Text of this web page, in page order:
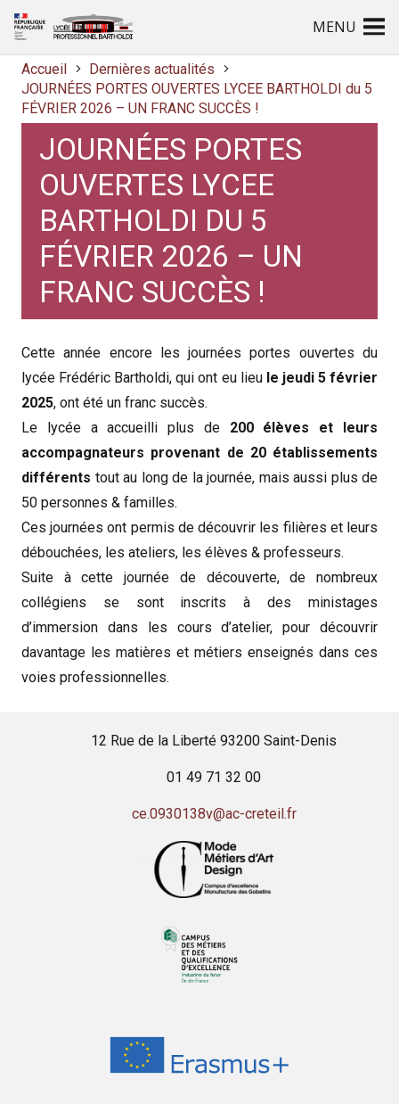
MENU
Accueil
Dernières actualités
JOURNÉES PORTES OUVERTES LYCEE BARTHOLDI du 5
FÉVRIER 2026 – UN FRANC SUCCÈS !
JOURNÉES PORTES
OUVERTES LYCEE
BARTHOLDI DU 5
FÉVRIER 2026 – UN
FRANC SUCCÈS !
Cette année encore les journées portes ouvertes du
lycée Frédéric Bartholdi, qui ont eu lieu le jeudi 5 février
2025, ont été un franc succès.
Le lycée a accueilli plus de 200 élèves et leurs
accompagnateurs provenant de 20 établissements
différents tout au long de la journée, mais aussi plus de
50 personnes & familles.
Ces journées ont permis de découvrir les filières et leurs
débouchées, les ateliers, les élèves & professeurs.
Suite à cette journée de découverte, de nombreux
collégiens se sont inscrits à des ministages
d’immersion dans les cours d’atelier, pour découvrir
davantage les matières et métiers enseignés dans ces
voies professionnelles.
12 Rue de la Liberté 93200 Saint-Denis
01 49 71 32 00
ce.0930138v@ac-creteil.fr